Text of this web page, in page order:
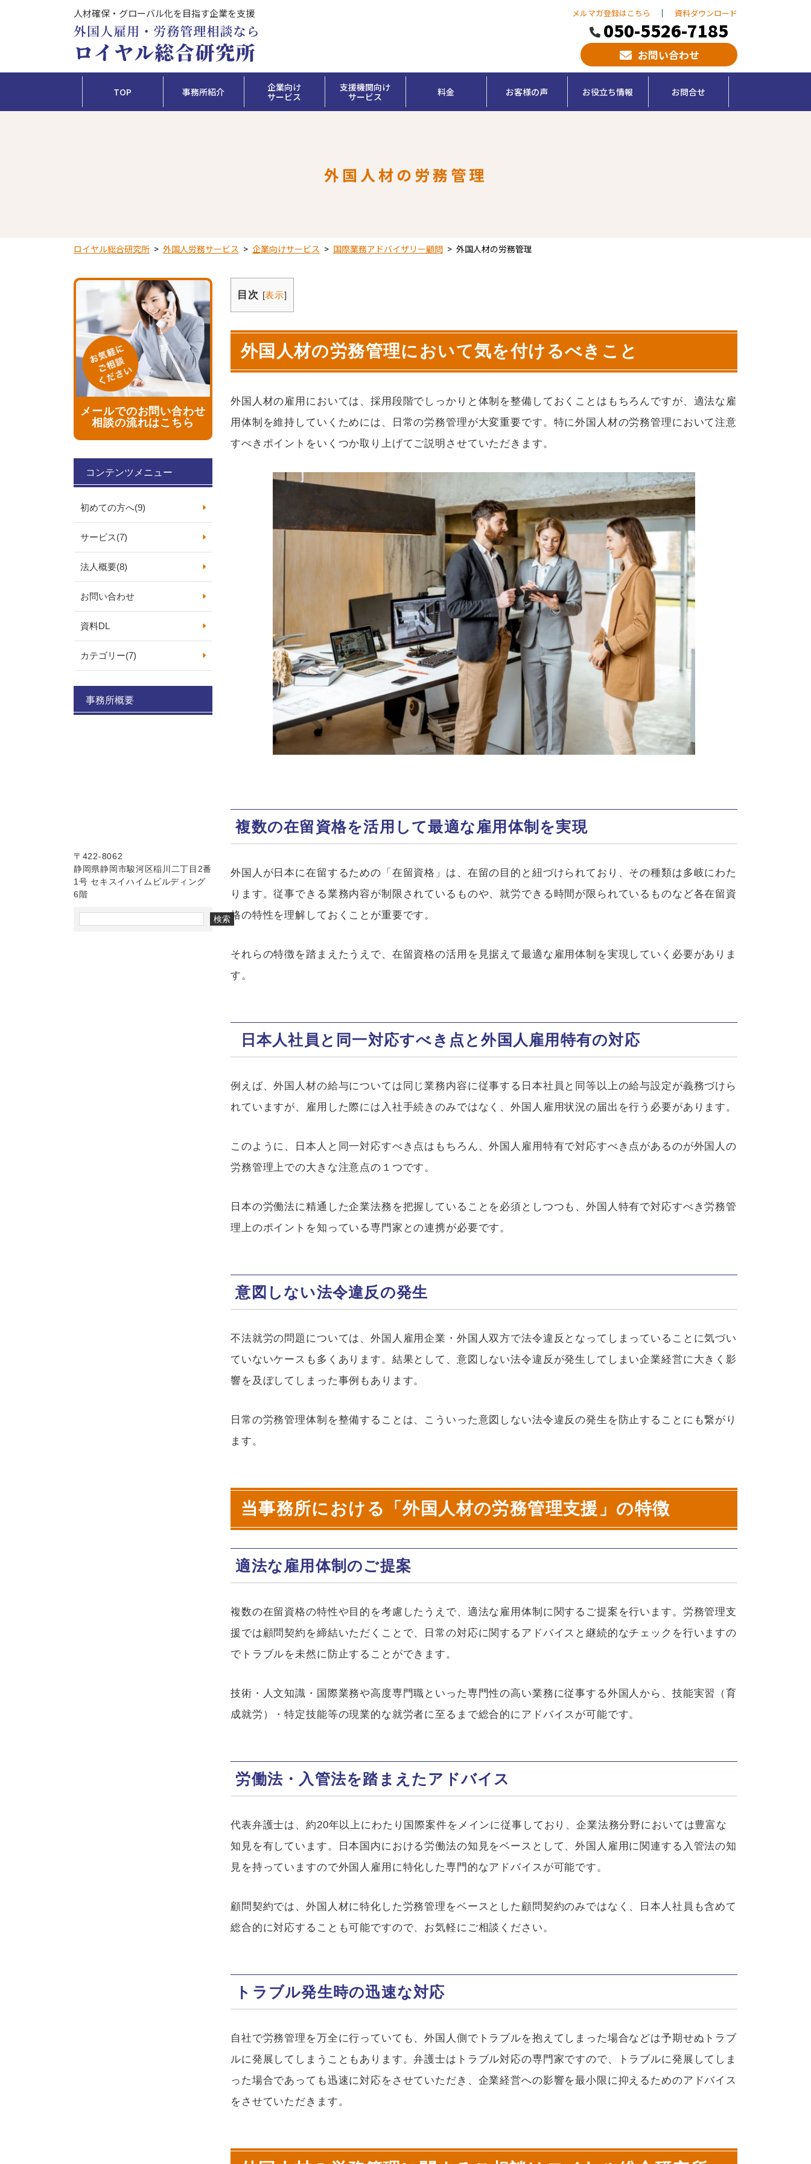
人材確保・グローバル化を目指す企業を支援 メルマガ登録はこちら 資料ダウンロード
050-5526-7185
お問い合わせ
TOP 事務所紹介
企業向け
サービス
支援機関向け
サービス
料金 お客様の声 お役立ち情報 お問合せ
外国人材の労務管理
ロイヤル総合研究所 > 外国人労務サービス > 企業向けサービス > 国際業務アドバイザリー顧問 > 外国人材の労務管理
目次 [表示]
外国人材の労務管理において気を付けるべきこと
外国人材の雇用においては、採用段階でしっかりと体制を整備しておくことはもちろんですが、適法な雇
用体制を維持していくためには、日常の労務管理が大変重要です。特に外国人材の労務管理において注意
すべきポイントをいくつか取り上げてご説明させていただきます。
複数の在留資格を活用して最適な雇用体制を実現
外国人が日本に在留するための「在留資格」は、在留の目的と紐づけられており、その種類は多岐にわた
ります。従事できる業務内容が制限されているものや、就労できる時間が限られているものなど各在留資
格の特性を理解しておくことが重要です。
それらの特徴を踏まえたうえで、在留資格の活用を見据えて最適な雇用体制を実現していく必要がありま
す。
日本人社員と同一対応すべき点と外国人雇用特有の対応
例えば、外国人材の給与については同じ業務内容に従事する日本社員と同等以上の給与設定が義務づけら
れていますが、雇用した際には入社手続きのみではなく、外国人雇用状況の届出を行う必要があります。
このように、日本人と同一対応すべき点はもちろん、外国人雇用特有で対応すべき点があるのが外国人の
労務管理上での大きな注意点の１つです。
日本の労働法に精通した企業法務を把握していることを必須としつつも、外国人特有で対応すべき労務管
理上のポイントを知っている専門家との連携が必要です。
意図しない法令違反の発生
不法就労の問題については、外国人雇用企業・外国人双方で法令違反となってしまっていることに気づい
ていないケースも多くあります。結果として、意図しない法令違反が発生してしまい企業経営に大きく影
響を及ぼしてしまった事例もあります。
日常の労務管理体制を整備することは、こういった意図しない法令違反の発生を防止することにも繋がり
ます。
当事務所における「外国人材の労務管理支援」の特徴
適法な雇用体制のご提案
複数の在留資格の特性や目的を考慮したうえで、適法な雇用体制に関するご提案を行います。労務管理支
援では顧問契約を締結いただくことで、日常の対応に関するアドバイスと継続的なチェックを行いますの
でトラブルを未然に防止することができます。
技術・人文知識・国際業務や高度専門職といった専門性の高い業務に従事する外国人から、技能実習（育
成就労）・特定技能等の現業的な就労者に至るまで総合的にアドバイスが可能です。
労働法・入管法を踏まえたアドバイス
代表弁護士は、約20年以上にわたり国際案件をメインに従事しており、企業法務分野においては豊富な
知見を有しています。日本国内における労働法の知見をベースとして、外国人雇用に関連する入管法の知
見を持っていますので外国人雇用に特化した専門的なアドバイスが可能です。
顧問契約では、外国人材に特化した労務管理をベースとした顧問契約のみではなく、日本人社員も含めて
総合的に対応することも可能ですので、お気軽にご相談ください。
トラブル発生時の迅速な対応
自社で労務管理を万全に行っていても、外国人側でトラブルを抱えてしまった場合などは予期せぬトラブ
ルに発展してしまうこともあります。弁護士はトラブル対応の専門家ですので、トラブルに発展してしま
った場合であっても迅速に対応をさせていただき、企業経営への影響を最小限に抑えるためのアドバイス
をさせていただきます。
メールでのお問い合わせ
相談の流れはこちら
コンテンツメニュー
初めての方へ(9)
サービス(7)
法人概要(8)
お問い合わせ
資料DL
カテゴリー(7)
事務所概要
〒422-8062
静岡県静岡市駿河区稲川二丁目2番
1号 セキスイハイムビルディング
6階
検索